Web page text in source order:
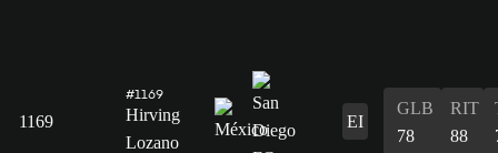
1169
#1169
Hirving
Lozano
EI
GLB
78
RIT
88